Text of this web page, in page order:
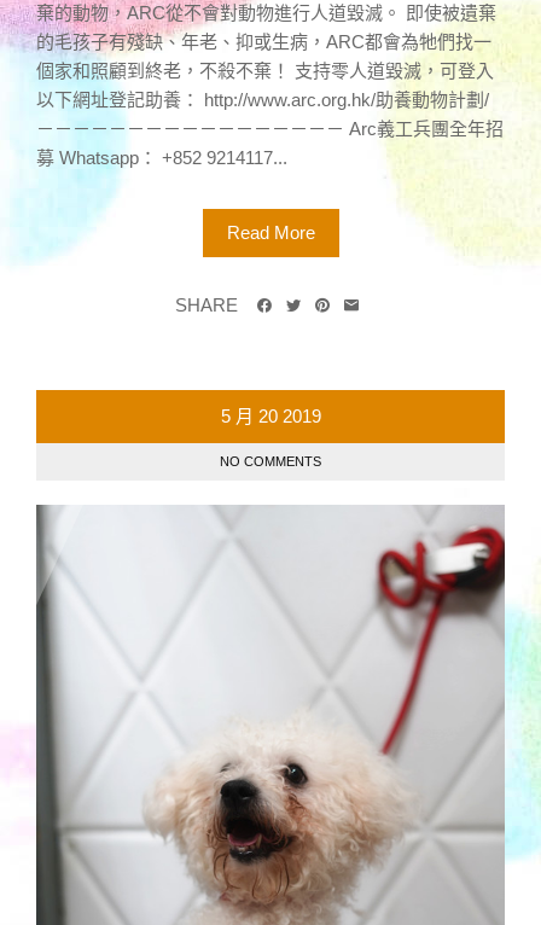
棄的動物，ARC從不會對動物進行人道毀滅。 即使被遺棄
的毛孩子有殘缺、年老、抑或生病，ARC都會為牠們找一
個家和照顧到終老，不殺不棄！ 支持零人道毀滅，可登入
以下網址登記助養： http://www.arc.org.hk/助養動物計劃/
－－－－－－－－－－－－－－－－－ Arc義工兵團全年招
募 Whatsapp： +852 9214117...
Read More
SHARE
5 月 20 2019
NO COMMENTS